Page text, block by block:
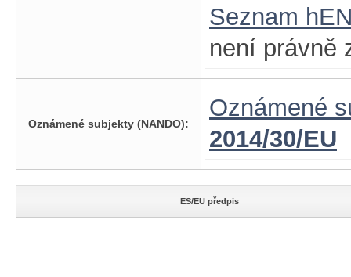
Seznam
není právně
Oznámené subjekty (NANDO):
Oznámené
2014/30/EU
ES/EU předpis